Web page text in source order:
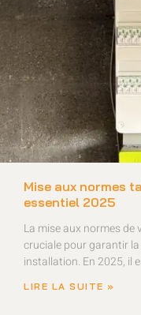
Mise aux normes
essentiel 2025
La mise aux normes
cruciale pour garantir
installation. En 2025, il
LIRE LA SUITE »